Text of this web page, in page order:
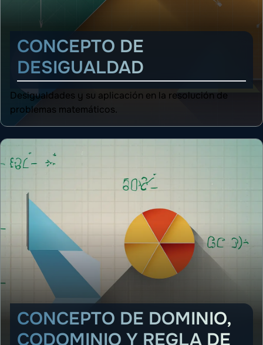
CONCEPTO DE
DESIGUALDAD
Desigualdades y su aplicación en la resolución de
problemas matemáticos.
CONCEPTO DE DOMINIO,
CODOMINIO Y REGLA DE